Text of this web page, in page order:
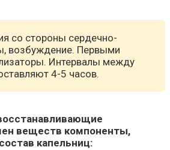
со стороны сердечно-
возбуждение. Первыми
Интервалы между
4-5 часов.
веществ компоненты,
капельниц: